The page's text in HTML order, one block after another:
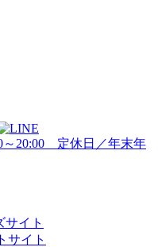
～20:00 定休日／年末年
イト
サイト